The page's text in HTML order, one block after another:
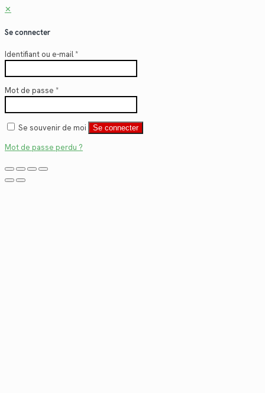
✕
Se connecter
Identifiant ou e-mail*
Mot de passe *
Se souvenir de moi Se connecter
Mot de passe perdu ?